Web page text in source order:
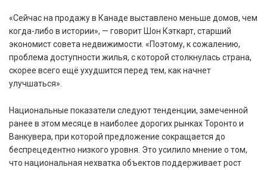
«Сейчас на продажу в Канаде выставлено меньше домов, чем
когда-либо в истории», — говорит Шон Кэткарт, старший
экономист совета недвижимости. «Поэтому, к сожалению,
проблема доступности жилья, с которой столкнулась страна,
скорее всего ещё ухудшится перед тем, как начнет
улучшаться».
Национальные показатели следуют тенденции, замеченной
ранее в этом месяце в наиболее дорогих рынках Торонто и
Ванкувера, при которой предложение сокращается до
беспрецедентно низкого уровня. Это усилило мнение о том,
что национальная нехватка объектов поддерживает рост